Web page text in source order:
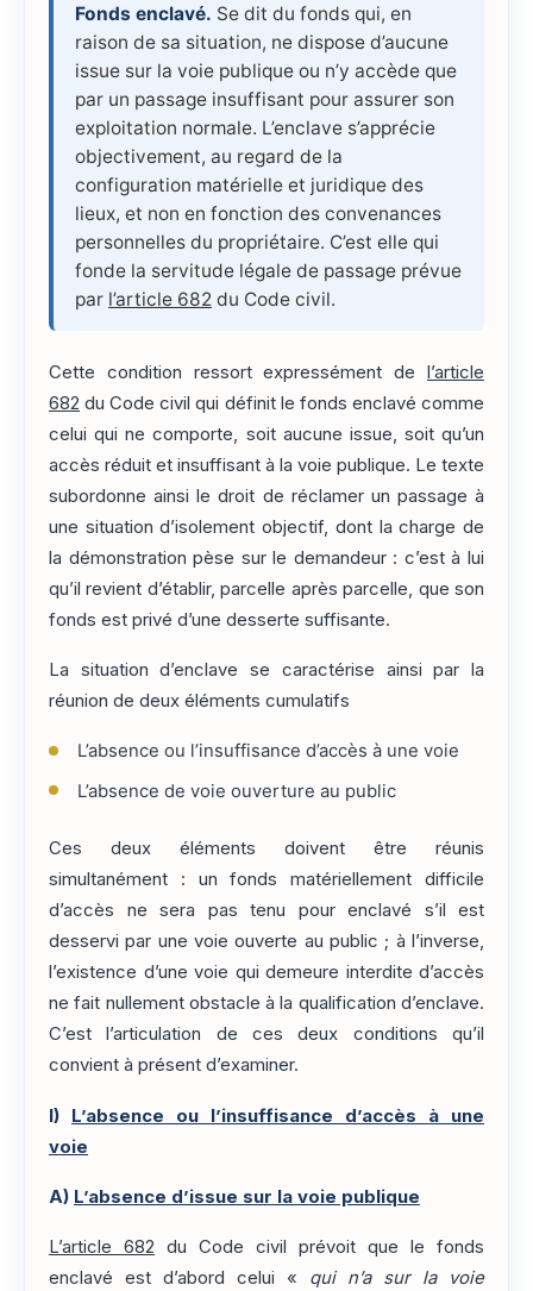
Fonds enclavé. Se dit du fonds qui, en
raison de sa situation, ne dispose d’aucune
issue sur la voie publique ou n’y accède que
par un passage insuffisant pour assurer son
exploitation normale. L’enclave s’apprécie
objectivement, au regard de la
configuration matérielle et juridique des
lieux, et non en fonction des convenances
personnelles du propriétaire. C’est elle qui
fonde la servitude légale de passage prévue
par l’article 682 du Code civil.
Cette condition ressort expressément de l’article
682 du Code civil qui définit le fonds enclavé comme
celui qui ne comporte, soit aucune issue, soit qu’un
accès réduit et insuffisant à la voie publique. Le texte
subordonne ainsi le droit de réclamer un passage à
une situation d’isolement objectif, dont la charge de
la démonstration pèse sur le demandeur : c’est à lui
qu’il revient d’établir, parcelle après parcelle, que son
fonds est privé d’une desserte suffisante.
La situation d’enclave se caractérise ainsi par la
réunion de deux éléments cumulatifs
L’absence ou l’insuffisance d’accès à une voie
L’absence de voie ouverture au public
Ces deux éléments doivent être réunis
simultanément : un fonds matériellement difficile
d’accès ne sera pas tenu pour enclavé s’il est
desservi par une voie ouverte au public ; à l’inverse,
l’existence d’une voie qui demeure interdite d’accès
ne fait nullement obstacle à la qualification d’enclave.
C’est l’articulation de ces deux conditions qu’il
convient à présent d’examiner.
I) L’absence ou l’insuffisance d’accès à une
voie
A) L’absence d’issue sur la voie publique
L’article 682 du Code civil prévoit que le fonds
enclavé est d’abord celui « qui n’a sur la voie